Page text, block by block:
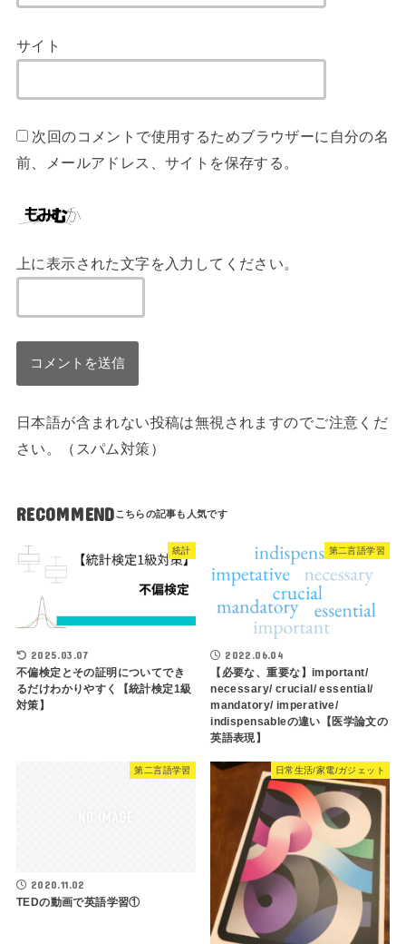
サイト
次回のコメントで使用するためブラウザーに自分の名
前、メールアドレス、サイトを保存する。
上に表示された文字を入力してください。
日本語が含まれない投稿は無視されますのでご注意くだ
さい。（スパム対策）
RECOMMEND
統計
2025.03.07
不偏検定とその証明についてでき
るだけわかりやすく【統計検定1級
対策】
第二言語学習
2022.06.04
【必要な、重要な】important/
necessary/ crucial/ essential/
mandatory/ imperative/
indispensableの違い【医学論文の
英語表現】
第二言語学習
2020.11.02
TEDの動画で英語学習①
日常生活/家電/ガジェット